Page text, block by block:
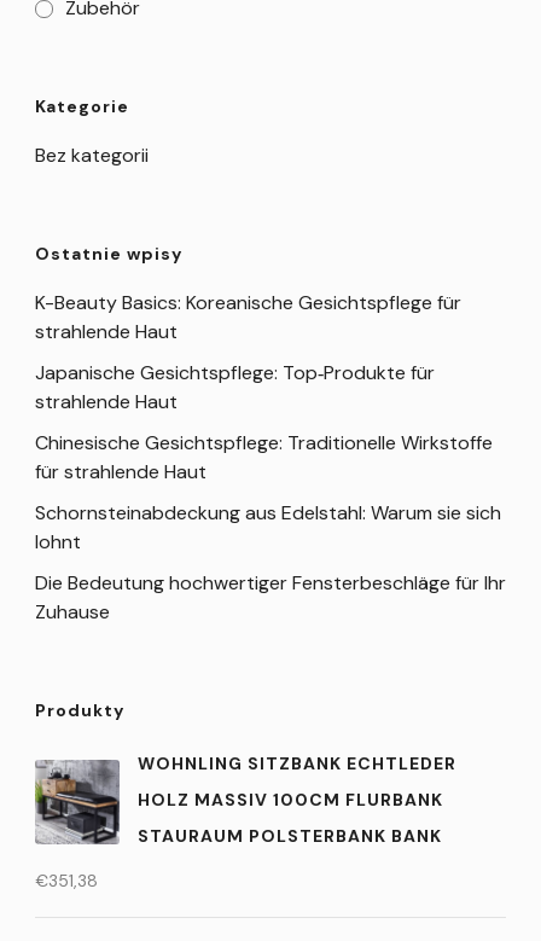
Zubehör
Kategorie
Bez kategorii
Ostatnie wpisy
K-Beauty Basics: Koreanische Gesichtspflege für
strahlende Haut
Japanische Gesichtspflege: Top‑Produkte für
strahlende Haut
Chinesische Gesichtspflege: Traditionelle Wirkstoffe
für strahlende Haut
Schornsteinabdeckung aus Edelstahl: Warum sie sich
lohnt
Die Bedeutung hochwertiger Fensterbeschläge für Ihr
Zuhause
Produkty
WOHNLING SITZBANK ECHTLEDER
HOLZ MASSIV 100CM FLURBANK
STAURAUM POLSTERBANK BANK
€351,38